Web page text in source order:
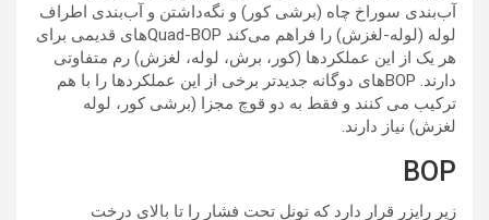
آب‌بندی سوراخ چاه (برشی کور) و نگه‌داشتن و آب‌بندی اطراف
لوله (لوله-لغزش) را فراهم می‌کند Quad-BOPهای قدیمی برای
هر یک از این عملکردها (کور، برش، لوله، لغزش) رم متفاوتی
دارند. BOPهای دوگانه جدیدتر برخی از این عملکردها را با هم
ترکیب می کنند و فقط به دو قوچ مجزا (برشی کور، لوله
لغزش) نیاز دارند.
BOP
زیر رایزر قرار دارد که تونل تحت فشار را تا بالای درخت